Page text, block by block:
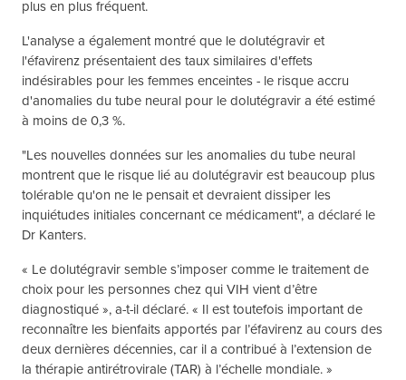
plus en plus fréquent.
L'analyse a également montré que le dolutégravir et
l'éfavirenz présentaient des taux similaires d'effets
indésirables pour les femmes enceintes - le risque accru
d'anomalies du tube neural pour le dolutégravir a été estimé
à moins de 0,3 %.
"Les nouvelles données sur les anomalies du tube neural
montrent que le risque lié au dolutégravir est beaucoup plus
tolérable qu'on ne le pensait et devraient dissiper les
inquiétudes initiales concernant ce médicament", a déclaré le
Dr Kanters.
« Le dolutégravir semble s’imposer comme le traitement de
choix pour les personnes chez qui VIH vient d’être
diagnostiqué », a-t-il déclaré. « Il est toutefois important de
reconnaître les bienfaits apportés par l’éfavirenz au cours des
deux dernières décennies, car il a contribué à l’extension de
la thérapie antirétrovirale (TAR) à l’échelle mondiale. »